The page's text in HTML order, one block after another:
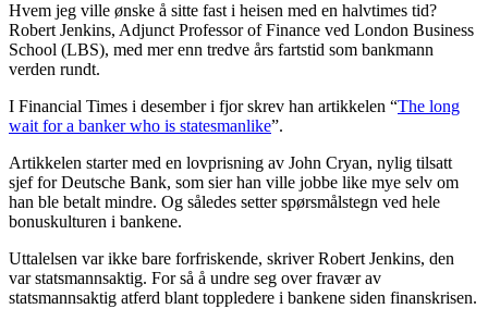
Hvem jeg ville ønske å sitte fast i heisen med en halvtimes tid?
Robert Jenkins, Adjunct Professor of Finance ved London Business
School (LBS), med mer enn tredve års fartstid som bankmann
verden rundt.
I Financial Times i desember i fjor skrev han artikkelen “The long
wait for a banker who is statesmanlike”.
Artikkelen starter med en lovprisning av John Cryan, nylig tilsatt
sjef for Deutsche Bank, som sier han ville jobbe like mye selv om
han ble betalt mindre. Og således setter spørsmålstegn ved hele
bonuskulturen i bankene.
Uttalelsen var ikke bare forfriskende, skriver Robert Jenkins, den
var statsmannsaktig. For så å undre seg over fravær av
statsmannsaktig atferd blant toppledere i bankene siden finanskrisen.